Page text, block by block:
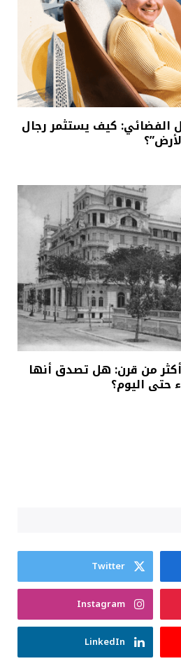
الفضائي: كيف يستثمر رجال
من قرن: هل تصدق أنها
حتى اليوم؟
Twitter
Instagram
LinkedIn